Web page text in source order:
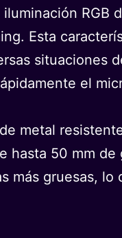
RGB
Esta
situaciones
el
metal
50 mm
más gruesas,